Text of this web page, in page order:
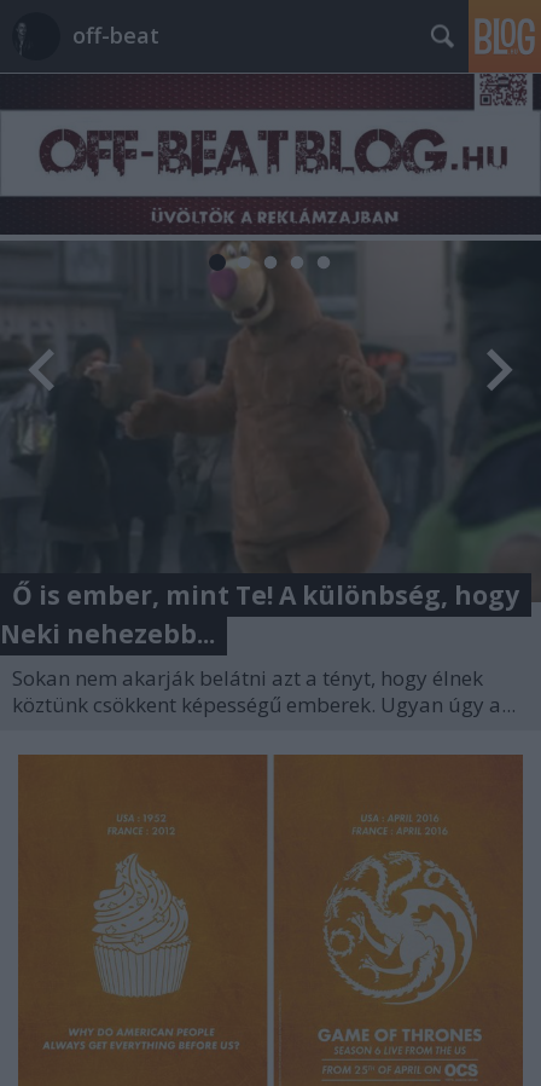
off-beat
Ő is ember, mint Te! A különbség, hogy
Neki nehezebb...
Sokan nem akarják belátni azt a tényt, hogy élnek
köztünk csökkent képességű emberek. Ugyan úgy a...